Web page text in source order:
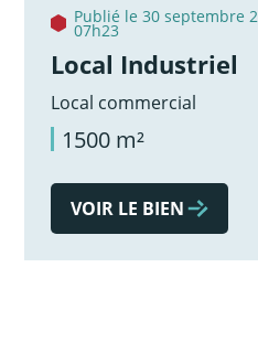
Publié le 30 septembre
07h23
Local Industriel
Local commercial
1500 m²
VOIR LE BIEN